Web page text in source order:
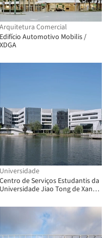
Arquitetura Comercial
Edifício Automotivo Mobilis /
XDGA
Universidade
Centro de Serviços Estudantis da
Universidade Jiao Tong de Xangai
Design Studio